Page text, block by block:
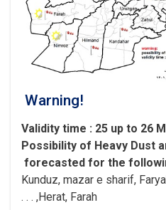
Warning!
Validity time : 25 up to 26
Possibility of Heavy Dust
forecasted for the
Kunduz, mazar e sharif,
Herat, Farah, . . .